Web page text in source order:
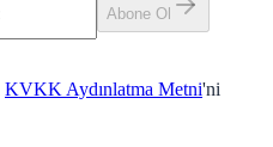
Abone Ol
KVKK Aydınlatma Metni'ni